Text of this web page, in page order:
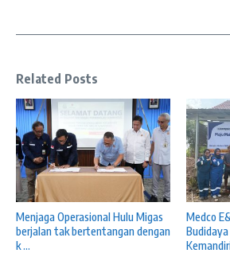
Related Posts
Menjaga Operasional Hulu Migas
berjalan tak bertentangan dengan
k ...
Medco